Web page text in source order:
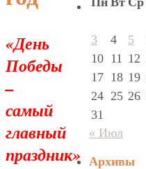
«День
Победы
–
самый
главный
праздник»
3
4 5
10 11 12
17 18 19
24 25 26
31
« Июл
Архивы